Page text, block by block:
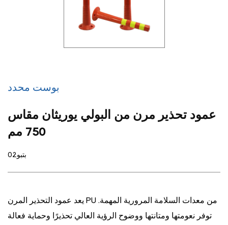
بوست محدد
عمود تحذير مرن من البولي يوريثان مقاس
750 مم
بتبو02
يعد عمود التحذير المرن PU من معدات السلامة المرورية المهمة.
توفر نعومتها ومتانتها ووضوح الرؤية العالي تحذيرًا وحماية فعالة